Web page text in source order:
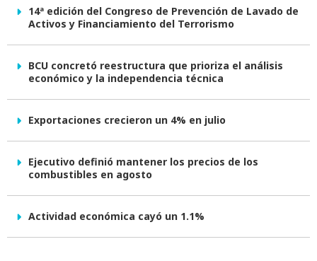
14ª edición del Congreso de Prevención de Lavado de
Activos y Financiamiento del Terrorismo
BCU concretó reestructura que prioriza el análisis
económico y la independencia técnica
Exportaciones crecieron un 4% en julio
Ejecutivo definió mantener los precios de los
combustibles en agosto
Actividad económica cayó un 1.1%